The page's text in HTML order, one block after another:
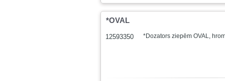
*OVAL
12593350 *Dozators ziepēm OVAL,